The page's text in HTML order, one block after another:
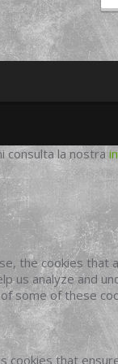
consulta la nostra
the cookies
analyze and
some of these
that